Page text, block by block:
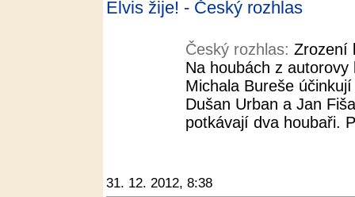
Elvis žije! - Český rozhlas
Český rozhlas: Zrození
Na houbách z
Michala Bureše
Dušan Urban a Jan
potkávají dva houbaři.
31. 12. 2012, 8:38